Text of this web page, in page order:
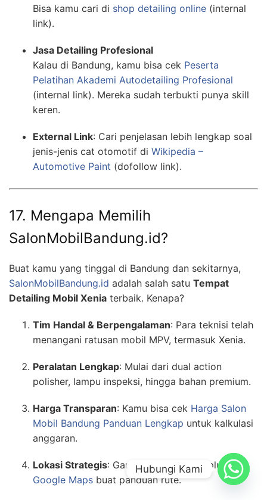
Bisa kamu cari di shop detailing online (internal
link).
Jasa Detailing Profesional
Kalau di Bandung, kamu bisa cek Peserta
Pelatihan Akademi Autodetailing Profesional
(internal link). Mereka sudah terbukti punya skill
keren.
External Link: Cari penjelasan lebih lengkap soal
jenis-jenis cat otomotif di Wikipedia –
Automotive Paint (dofollow link).
17. Mengapa Memilih
SalonMobilBandung.id?
Buat kamu yang tinggal di Bandung dan sekitarnya,
SalonMobilBandung.id adalah salah satu Tempat
Detailing Mobil Xenia terbaik. Kenapa?
Tim Handal & Berpengalaman: Para teknisi telah
menangani ratusan mobil MPV, termasuk Xenia.
Peralatan Lengkap: Mulai dari dual action
polisher, lampu inspeksi, hingga bahan premium.
Harga Transparan: Kamu bisa cek Harga Salon
Mobil Bandung Panduan Lengkap untuk kalkulasi
anggaran.
Lokasi Strategis: Gampang dijangkau, plus ada
Google Maps buat panduan rute.
Hubungi Kami